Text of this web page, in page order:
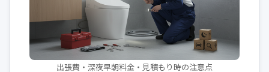
出張費・深夜早朝料金・見積もり時の注意点